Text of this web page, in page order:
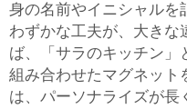
身の名前やイニシャルを
わずかな工夫が、大きな
ば、「サラのキッチン」
組み合わせたマグネット
は、パーソナライズが長